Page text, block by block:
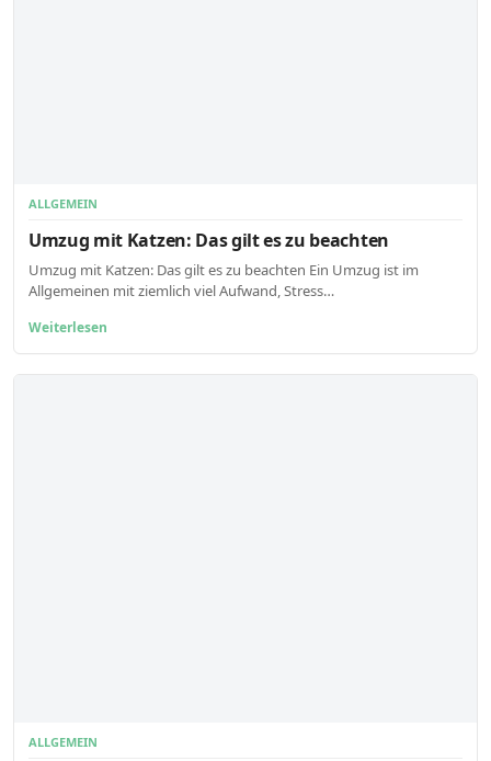
ALLGEMEIN
Umzug mit Katzen: Das gilt es zu beachten
Umzug mit Katzen: Das gilt es zu beachten Ein Umzug ist im
Allgemeinen mit ziemlich viel Aufwand, Stress…
Weiterlesen
ALLGEMEIN